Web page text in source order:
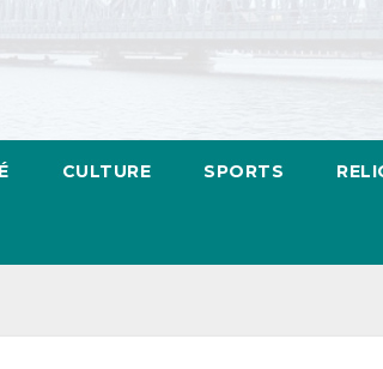
CULTURE SPORTS